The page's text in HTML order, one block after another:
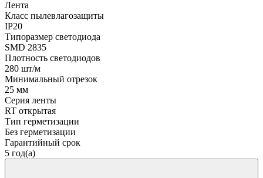
Лента
Класс пылевлагозащиты
IP20
Типоразмер светодиода
SMD 2835
Плотность светодиодов
280 шт/м
Минимальный отрезок
25 мм
Серия ленты
RT открытая
Тип герметизации
Без герметизации
Гарантийный срок
5 год(а)